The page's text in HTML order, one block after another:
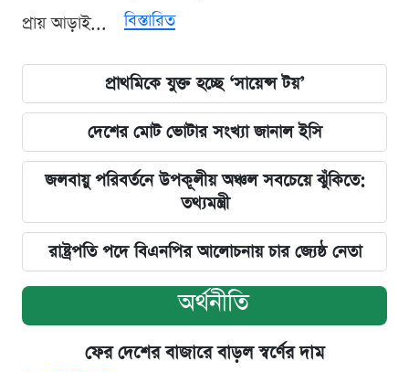
প্রায় আড়াই...
বিস্তারিত
প্রাথমিকে যুক্ত হচ্ছে ‘সায়েন্স টয়’
দেশের মোট ভোটার সংখ্যা জানাল ইসি
জলবায়ু পরিবর্তনে উপকূলীয় অঞ্চল সবচেয়ে ঝুঁকিতে:
তথ্যমন্ত্রী
রাষ্ট্রপতি পদে বিএনপির আলোচনায় চার জ্যেষ্ঠ নেতা
অর্থনীতি
ফের দেশের বাজারে বাড়ল স্বর্ণের দাম